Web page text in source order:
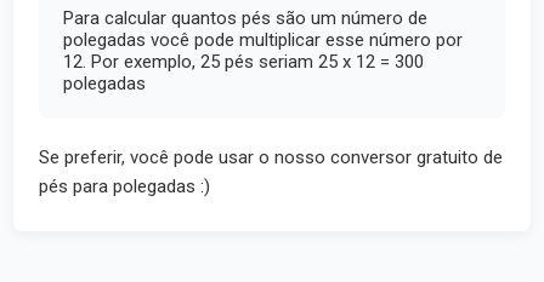
Para calcular quantos pés são um número de
polegadas você pode multiplicar esse número por
12. Por exemplo, 25 pés seriam 25 x 12 = 300
polegadas
Se preferir, você pode usar o nosso conversor gratuito de
pés para polegadas :)